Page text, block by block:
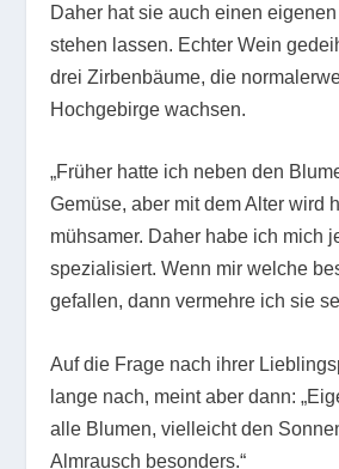
Daher hat sie auch einen
stehen lassen. Echter Wein
drei Zirbenbäume, die
Hochgebirge wachsen.
„Früher hatte ich neben den
Gemüse, aber mit dem Alter wird
mühsamer. Daher habe ich mich
spezialisiert. Wenn mir welche
gefallen, dann vermehre ich sie
Auf die Frage nach ihrer
lange nach, meint aber dann:
alle Blumen, vielleicht den
Almrausch besonders.“